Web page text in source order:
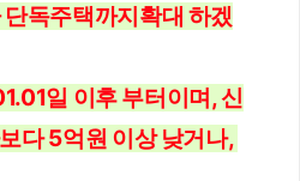
독주택까지확대 하겠
일 이후 부터이며, 신
다 5억원 이상 낮거나,